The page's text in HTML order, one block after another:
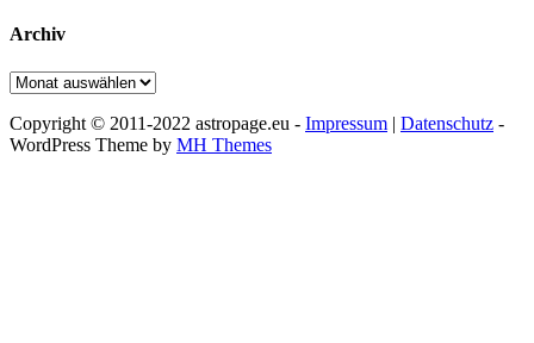
Archiv
Archiv
Copyright © 2011-2022 astropage.eu - Impressum | Datenschutz -
WordPress Theme by MH Themes